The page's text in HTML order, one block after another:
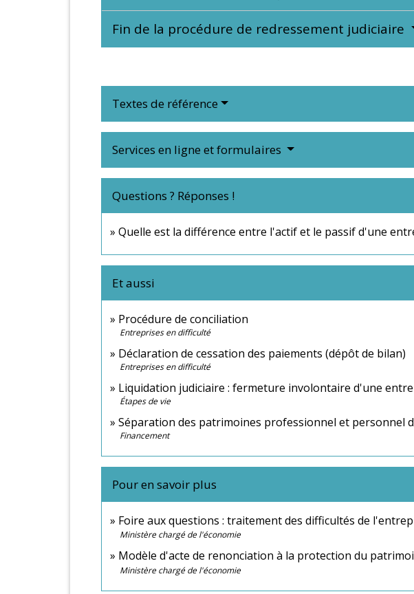
Fin de la procédure de redressement judiciaire
Textes de référence
Services en ligne et formulaires
Questions ? Réponses !
Quelle est la différence entre l'actif et le passif d'une
Et aussi
Procédure de conciliation
Entreprises en difficulté
Déclaration de cessation des paiements (dépôt de bilan)
Entreprises en difficulté
Liquidation judiciaire : fermeture involontaire d'une
Étapes de vie
Séparation des patrimoines professionnel et personnel
Financement
Pour en savoir plus
Foire aux questions : traitement des difficultés de
Ministère chargé de l'économie
Modèle d'acte de renonciation à la protection du
Ministère chargé de l'économie